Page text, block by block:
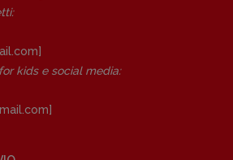
Piano
com]
kids e social media:
com]